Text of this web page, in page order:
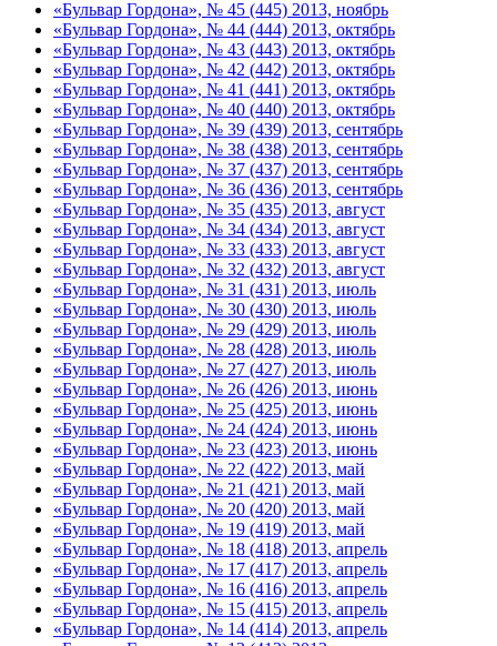
«Бульвар Гордона», № 45 (445) 2013, ноябрь
«Бульвар Гордона», № 44 (444) 2013, октябрь
«Бульвар Гордона», № 43 (443) 2013, октябрь
«Бульвар Гордона», № 42 (442) 2013, октябрь
«Бульвар Гордона», № 41 (441) 2013, октябрь
«Бульвар Гордона», № 40 (440) 2013, октябрь
«Бульвар Гордона», № 39 (439) 2013, сентябрь
«Бульвар Гордона», № 38 (438) 2013, сентябрь
«Бульвар Гордона», № 37 (437) 2013, сентябрь
«Бульвар Гордона», № 36 (436) 2013, сентябрь
«Бульвар Гордона», № 35 (435) 2013, август
«Бульвар Гордона», № 34 (434) 2013, август
«Бульвар Гордона», № 33 (433) 2013, август
«Бульвар Гордона», № 32 (432) 2013, август
«Бульвар Гордона», № 31 (431) 2013, июль
«Бульвар Гордона», № 30 (430) 2013, июль
«Бульвар Гордона», № 29 (429) 2013, июль
«Бульвар Гордона», № 28 (428) 2013, июль
«Бульвар Гордона», № 27 (427) 2013, июль
«Бульвар Гордона», № 26 (426) 2013, июнь
«Бульвар Гордона», № 25 (425) 2013, июнь
«Бульвар Гордона», № 24 (424) 2013, июнь
«Бульвар Гордона», № 23 (423) 2013, июнь
«Бульвар Гордона», № 22 (422) 2013, май
«Бульвар Гордона», № 21 (421) 2013, май
«Бульвар Гордона», № 20 (420) 2013, май
«Бульвар Гордона», № 19 (419) 2013, май
«Бульвар Гордона», № 18 (418) 2013, апрель
«Бульвар Гордона», № 17 (417) 2013, апрель
«Бульвар Гордона», № 16 (416) 2013, апрель
«Бульвар Гордона», № 15 (415) 2013, апрель
«Бульвар Гордона», № 14 (414) 2013, апрель